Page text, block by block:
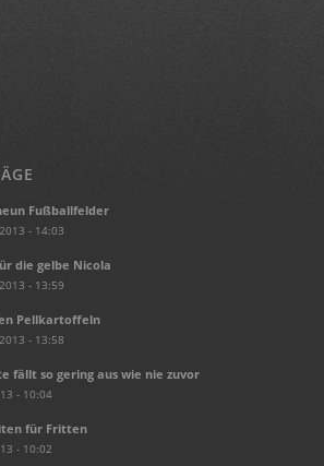
Fußballfelder
- 14:03
die gelbe Nicola
- 13:59
Pellkartoffeln
- 13:58
fällt so gering aus wie nie zuvor
- 10:04
für Fritten
- 10:02